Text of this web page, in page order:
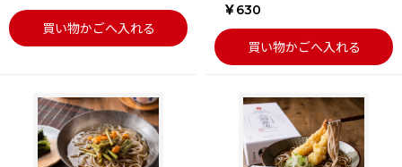
買い物かごへ入れる
￥630
買い物かごへ入れる